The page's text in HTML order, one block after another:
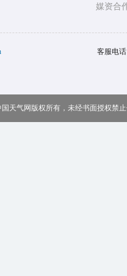
媒资合
客服电
国天气网版权所有，未经书面授权